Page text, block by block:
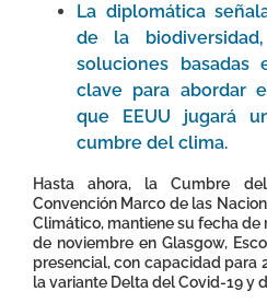
La diplomática
de la
soluciones basadas
clave para abordar
que EEUU jugará
cumbre del clima.
Hasta ahora, la Cumbre
Convención Marco de las
Climático, mantiene su fecha de
de noviembre en Glasgow,
presencial, con capacidad para
la variante Delta del Covid-19 y